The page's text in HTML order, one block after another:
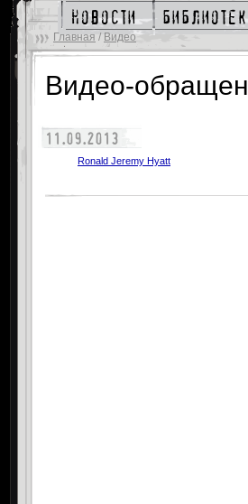
новости
Главная / Видео
Видео-
11.09.2013
Ronald Jeremy Hyatt